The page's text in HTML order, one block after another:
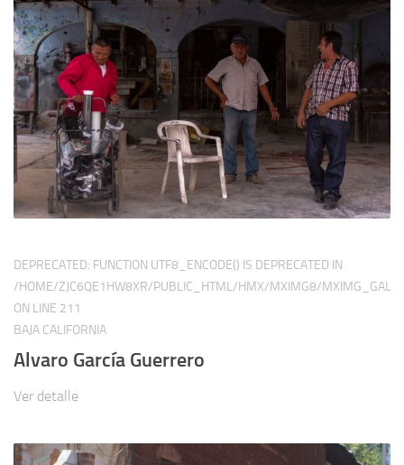
DEPRECATED: FUNCTION UTF8_ENCODE() IS DEPRECATED IN
/HOME/ZJC6QE1HW8XR/PUBLIC_HTML/HMX/MXIMG8/
ON LINE 211
BAJA CALIFORNIA
Alvaro García Guerrero
Ver detalle